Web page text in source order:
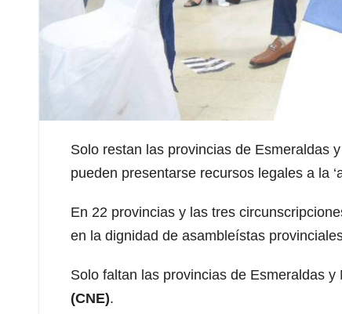
Solo restan las provincias de Esmeraldas
pueden presentarse recursos legales a la
En 22 provincias y las tres
en la dignidad de asambleístas
Solo faltan las provincias de Esmeraldas y
(CNE).